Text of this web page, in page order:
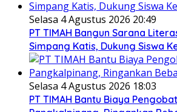
Selasa 4 Agustus 2026 20:49
PT TIMAH Bangun Sarana
Simpang Katis, Dukung Siswa
Selasa 4 Agustus 2026 18:03
PT TIMAH Bantu Biaya